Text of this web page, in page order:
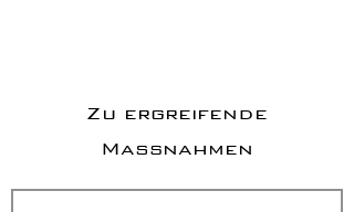
Zu ergreifende
Maßnahmen